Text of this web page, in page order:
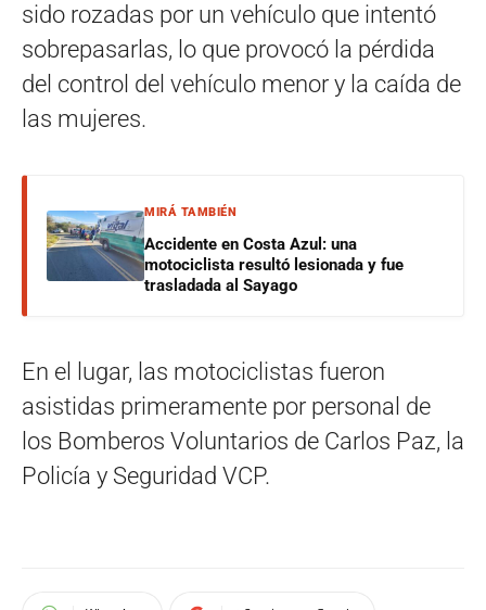
sido rozadas por un vehículo que intentó
sobrepasarlas, lo que provocó la pérdida
del control del vehículo menor y la caída de
las mujeres.
MIRÁ TAMBIÉN
Accidente en Costa Azul: una
motociclista resultó lesionada y fue
trasladada al Sayago
En el lugar, las motociclistas fueron
asistidas primeramente por personal de
los Bomberos Voluntarios de Carlos Paz, la
Policía y Seguridad VCP.